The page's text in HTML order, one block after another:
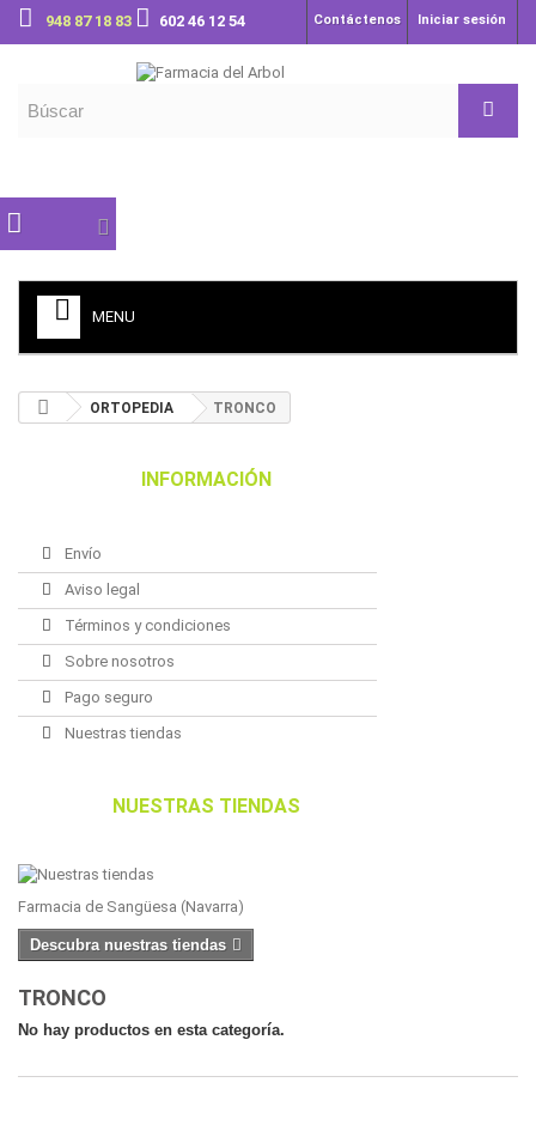
Iniciar sesión
Contáctenos
948 87 18 83 602 46 12 54
MENU
ORTOPEDIA TRONCO
INFORMACIÓN
Envío
Aviso legal
Términos y condiciones
Sobre nosotros
Pago seguro
Nuestras tiendas
NUESTRAS TIENDAS
Farmacia de Sangüesa (Navarra)
Descubra nuestras tiendas
TRONCO
No hay productos en esta categoría.